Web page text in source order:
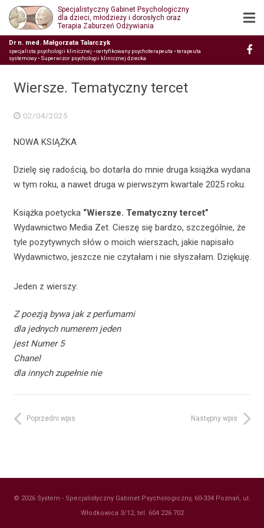
Specjalistyczny Gabinet Psychologiczny
dla dzieci, młodzieży i dorosłych oraz
Terapia Zaburzeń Odżywiania
Dr n. med. Małgorzata Talarczyk
specjalista psychologii klinicznej • certyfikowany psychoterapeuta • terapeuta
systemowy • Superwizor psychologii klinicznej dziecka
Wiersze. Tematyczny tercet
02/04/2025
NOWA KSIĄŻKA
Dzielę się radością, bo dotarła do mnie druga książka wydana
w tym roku, a nawet druga w pierwszym kwartale 2025 roku.
Książka poetycka “Wiersze. Tematyczny tercet”
Wydawnictwo Media Zet. Cieszę się bardzo, szczególnie, że
tyle pozytywnych słów o moich wierszach, jakie napisało
Wydawnictwo, jeszcze nie czytałam i nie słyszałam. Dziękuję.
Jeden z wierszy:
Z poezją bywa jak z perfumami
dla jednych numerem jeden
jest Numer 5
Chanel
dla innych zupełnie nie
Poprzedni wpis Następny wpis
© 2026 System - Specjalistyczny Gabinet Psychologiczny, 60-334 Poznań, ul.
Włodkowica 3/12, tel. 604 226 702